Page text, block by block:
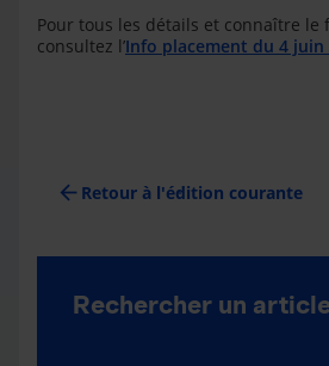
Pour tous les détails et connaître le
consultez l’Info placement du 4 juin
arrow_back Retour à l'édition courante
Rechercher un